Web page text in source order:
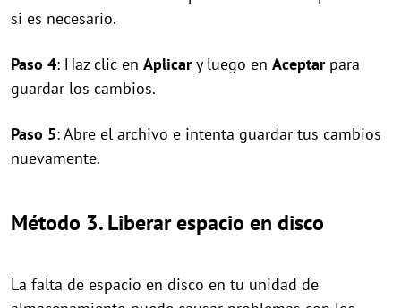
si es necesario.
Paso 4: Haz clic en Aplicary luego en Aceptarpara
guardar los cambios.
Paso 5: Abre el archivo e intenta guardar tus cambios
nuevamente.
Método 3. Liberar espacio en disco
La falta de espacio en disco en tu unidad de